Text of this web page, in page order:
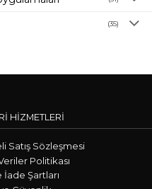
(35)
HİZMETLERİ
Satış Sözleşmesi
Politikası
İade Şartları